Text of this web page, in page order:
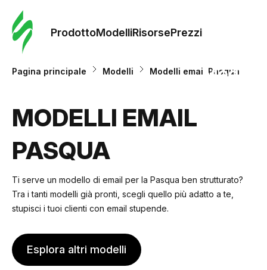
ProdottoModelliRisorsePrezzi
Modelli
Pagina principale Modelli Modelli email Pasqua
MODELLI EMAIL
PASQUA
Ti serve un modello di email per la Pasqua ben strutturato?
Tra i tanti modelli già pronti, scegli quello più adatto a te,
stupisci i tuoi clienti con email stupende.
Esplora altri modelli